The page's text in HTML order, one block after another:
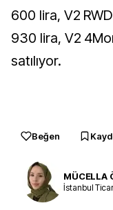
600 lira, V2
930 lira, V2
satılıyor.
Beğen
MÜCELLA
İstanbul